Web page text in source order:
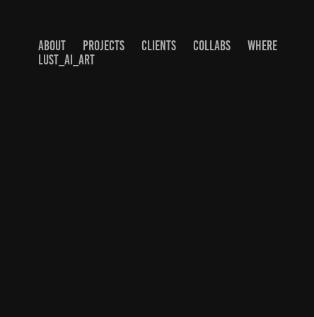
ABOUT PROJECTS CLIENTS COLLABS
WHERE
LUST_AI_ART